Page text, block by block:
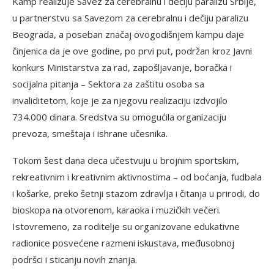
u partnerstvu sa Savezom za cerebralnu i dečiju paralizu
Beograda, a poseban značaj ovogodišnjem kampu daje
činjenica da je ove godine, po prvi put, podržan kroz Javni
konkurs Ministarstva za rad, zapošljavanje, boračka i
socijalna pitanja – Sektora za zaštitu osoba sa
invaliditetom, koje je za njegovu realizaciju izdvojilo
734.000 dinara. Sredstva su omogućila organizaciju
prevoza, smeštaja i ishrane učesnika.
Tokom šest dana deca učestvuju u brojnim sportskim,
rekreativnim i kreativnim aktivnostima – od boćanja, fudbala
i košarke, preko šetnji stazom zdravlja i čitanja u prirodi, do
bioskopa na otvorenom, karaoka i muzičkih večeri.
Istovremeno, za roditelje su organizovane edukativne
radionice posvećene razmeni iskustava, međusobnoj
podršci i sticanju novih znanja.